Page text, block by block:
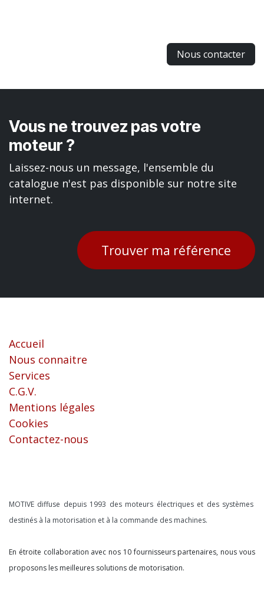
Nous contacter
Vous ne trouvez pas votre
moteur ?
Laissez-nous un message, l'ensemble du
catalogue n'est pas disponible sur notre site
internet.
Trouver ma référence
Accueil
Nous connaitre
Services
C.G.V.
Mentions légales
Cookies
Contactez-nous
MOTIVE diffuse depuis 1993 des moteurs électriques et des systèmes
destinés à la motorisation et à la commande des machines.
En étroite collaboration avec nos 10 fournisseurs partenaires, nous vous
proposons les meilleures solutions de motorisation.